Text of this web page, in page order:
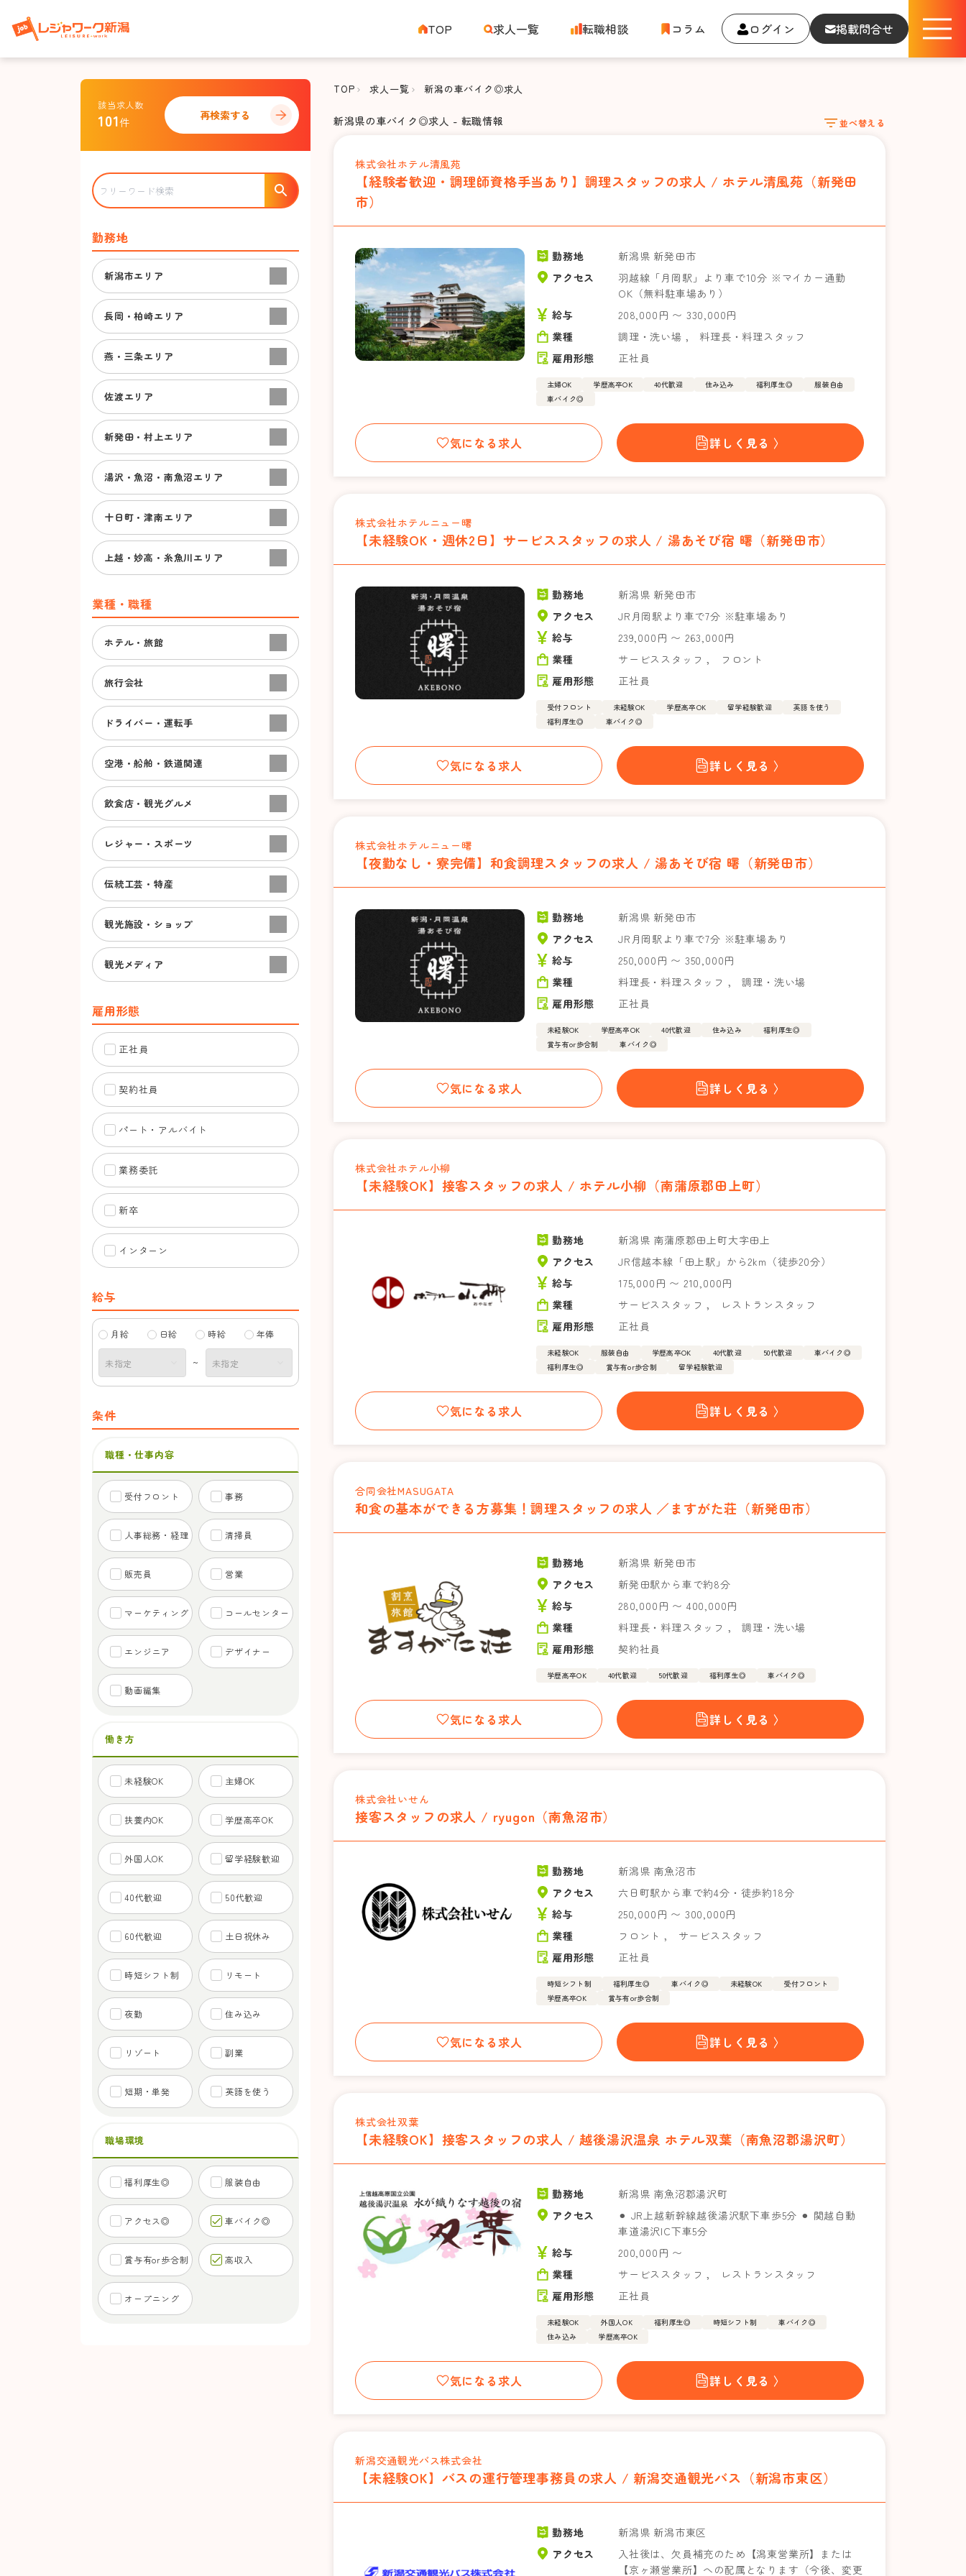
TOP 求人一覧 転職相談 コラム ログイン 掲載問合せ
TOP 求人一覧 新潟の車バイク◎求人
新潟県の車バイク◎求人 - 転職情報
該当求人数
101件 再検索する
勤務地
新潟市エリア
長岡・柏崎エリア
燕・三条エリア
佐渡エリア
新発田・村上エリア
湯沢・魚沼・南魚沼エリア
十日町・津南エリア
上越・妙高・糸魚川エリア
業種・職種
ホテル・旅館
旅行会社
ドライバー・運転手
空港・船舶・鉄道関連
飲食店・観光グルメ
レジャー・スポーツ
伝統工芸・特産
観光施設・ショップ
観光メディア
雇用形態
正社員
契約社員
パート・アルバイト
業務委託
新卒
インターン
給与
月給 日給 時給 年俸
~
条件
職種・仕事内容
受付フロント 事務
人事総務・経理 清掃員
販売員 営業
マーケティング コールセンター
エンジニア デザイナー
動画編集
働き方
未経験OK 主婦OK
扶養内OK 学歴高卒OK
外国人OK 留学経験歓迎
40代歓迎 50代歓迎
60代歓迎 土日祝休み
時短シフト制 リモート
夜勤 住み込み
リゾート 副業
短期・単発 英語を使う
職場環境
福利厚生◎ 服装自由
アクセス◎ 車バイク◎
賞与有or歩合制 高収入
オープニング
並べ替える
株式会社ホテル清風苑
【経験者歓迎・調理師資格手当あり】調理スタッフの求人 / ホテル清風苑（新発田
市）
勤務地
新潟県 新発田市
アクセス
羽越線「月岡駅」より車で10分 ※マイカー通勤
OK（無料駐車場あり）
給与
208,000円 〜 330,000円
業種
調理・洗い場 ，
料理長・料理スタッフ
雇用形態
正社員
主婦OK 学歴高卒OK 40代歓迎 住み込み 福利厚生◎
服装自由
車バイク◎
気になる求人 詳しく見る 〉
株式会社ホテルニュー曙
【未経験OK・週休2日】サービススタッフの求人 / 湯あそび宿 曙（新発田市）
勤務地
新潟県 新発田市
アクセス
JR月岡駅より車で7分 ※駐車場あり
給与
239,000円 〜 263,000円
業種
サービススタッフ，
フロント
雇用形態
正社員
受付フロント 未経験OK 学歴高卒OK 留学経験歓迎
英語を使う
福利厚生◎
車バイク◎
気になる求人 詳しく見る 〉
株式会社ホテルニュー曙
【夜勤なし・寮完備】和食調理スタッフの求人 / 湯あそび宿 曙（新発田市）
勤務地
新潟県 新発田市
アクセス
JR月岡駅より車で7分 ※駐車場あり
給与
250,000円 〜 350,000円
業種
料理長・料理スタッフ ，
調理・洗い場
雇用形態
正社員
未経験OK 学歴高卒OK 40代歓迎 住み込み
福利厚生◎
賞与有or歩合制
車バイク◎
気になる求人 詳しく見る 〉
株式会社ホテル小柳
【未経験OK】接客スタッフの求人 / ホテル小柳（南蒲原郡田上町）
勤務地
新潟県 南蒲原郡田上町大字田上
アクセス
JR信越本線「田上駅」から2km（徒歩20分）
給与
175,000円 〜 210,000円
業種
サービススタッフ，
レストランスタッフ
雇用形態
正社員
未経験OK 服装自由 学歴高卒OK 40代歓迎 50代歓迎
車バイク◎
福利厚生◎
賞与有or歩合制 留学経験歓迎
気になる求人 詳しく見る 〉
合同会社MASUGATA
和食の基本ができる方募集！調理スタッフの求人 ／ますがた荘（新発田市）
勤務地
新潟県 新発田市
アクセス
新発田駅から車で約8分
給与
280,000円 〜 400,000円
業種
料理長・料理スタッフ ，
調理・洗い場
雇用形態
契約社員
学歴高卒OK 40代歓迎 50代歓迎 福利厚生◎ 車バイク◎
気になる求人 詳しく見る 〉
株式会社いせん
接客スタッフの求人 / ryugon（南魚沼市）
勤務地
新潟県 南魚沼市
アクセス
六日町駅から車で約4分・徒歩約18分
給与
250,000円 〜 300,000円
業種
フロント ，
サービススタッフ
雇用形態
正社員
時短シフト制 福利厚生◎ 車バイク◎ 未経験OK
受付フロント
学歴高卒OK
賞与有or歩合制
気になる求人 詳しく見る 〉
株式会社双葉
【未経験OK】接客スタッフの求人 / 越後湯沢温泉 ホテル双葉（南魚沼郡湯沢町）
勤務地
新潟県 南魚沼郡湯沢町
アクセス
⚫︎ JR上越新幹線越後湯沢駅下車歩5分 ⚫︎ 関越自動
車道湯沢IC下車5分
給与
200,000円 〜
業種
サービススタッフ，
レストランスタッフ
雇用形態
正社員
未経験OK 外国人OK 福利厚生◎ 時短シフト制
車バイク◎
住み込み
学歴高卒OK
気になる求人 詳しく見る 〉
新潟交通観光バス株式会社
【未経験OK】バスの運行管理事務員の求人 / 新潟交通観光バス（新潟市東区）
勤務地
新潟県 新潟市東区
アクセス
入社後は、欠員補充のため【潟東営業所】または
【京ヶ瀬営業所】への配属となります（今後、変更